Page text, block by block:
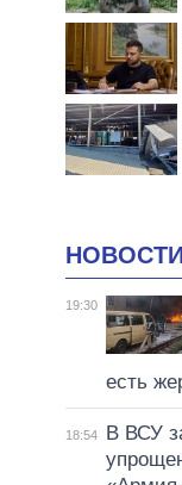
НОВОСТИ
19:30
есть
18:54
В ВСУ